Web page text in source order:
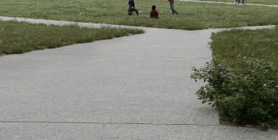
PITIÉ-SALPÊTRIÈRE :
lauréat pour la rénovation de la faculté de